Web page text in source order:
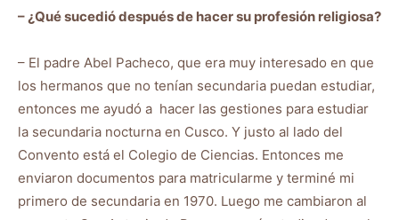
– ¿Qué sucedió después de hacer su profesión religiosa?
– El padre Abel Pacheco, que era muy interesado en que
los hermanos que no tenían secundaria puedan estudiar,
entonces me ayudó a hacer las gestiones para estudiar
la secundaria nocturna en Cusco. Y justo al lado del
Convento está el Colegio de Ciencias. Entonces me
enviaron documentos para matricularme y terminé mi
primero de secundaria en 1970. Luego me cambiaron al